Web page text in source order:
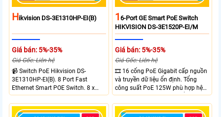
HIkvision DS-3E1310HP-EI(B)
Giá bán: 5%-35%
Giá Gốc: Liên hệ
📹 Switch PoE Hikvision DS-
3E1310HP-EI(B). 8 Port Fast
Ethernet Smart POE Switch. 8 x
10/100M PoE Ports, 2 x Gigabit
Uplink Ports.
16-Port GE Smart PoE Switch
HIKVISION DS-3E1520P-EI/M
Giá bán: 5%-35%
Giá Gốc: Liên hệ
🎞 16 cổng PoE Gigabit cấp nguồn
và truyền dữ liệu ổn định. Tổng
công suất PoE 125W phù hợp hệ
thống camera IP vừa. 2 cổng RJ45
Gigabit và 2 cổng quang SFP mở
rộng linh hoạt. Hỗ trợ truyền PoE